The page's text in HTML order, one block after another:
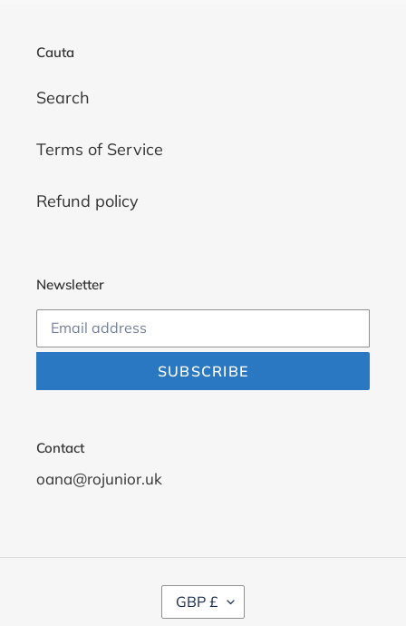
Cauta
Search
Terms of Service
Refund policy
Newsletter
SUBSCRIBE
Contact
oana@rojunior.uk
C
U
GBP £